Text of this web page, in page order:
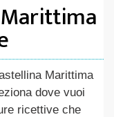
Marittima
dove vuoi
ricettive che